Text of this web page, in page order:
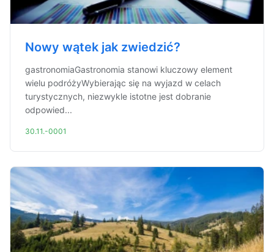
Nowy wątek jak zwiedzić?
gastronomiaGastronomia stanowi kluczowy element
wielu podróżyWybierając się na wyjazd w celach
turystycznych, niezwykle istotne jest dobranie
odpowied...
30.11.-0001